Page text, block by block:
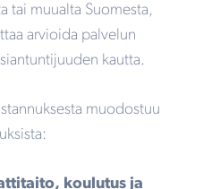
tai muualta Suomesta,
arvioida palvelun
kautta.
muodostuu
koulutus ja